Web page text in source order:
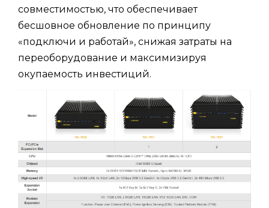
совместимостью, что обеспечивает
бесшовное обновление по принципу
«подключи и работай», снижая затраты на
переоборудование и максимизируя
окупаемость инвестиций.